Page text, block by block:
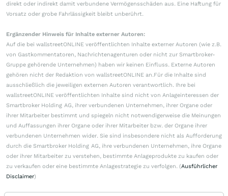
direkt oder indirekt damit verbundene Vermögensschäden aus. Eine Haftung für
Vorsatz oder grobe Fahrlässigkeit bleibt unberührt.
Ergänzender Hinweis für Inhalte externer Autoren:
Auf die bei wallstreetONLINE veröffentlichten Inhalte externer Autoren (wie z.B.
von Gastkommentatoren, Nachrichtenagenturen oder nicht zur Smartbroker-
Gruppe gehörende Unternehmen) haben wir keinen Einfluss. Externe Autoren
gehören nicht der Redaktion von wallstreetONLINE an.Für die Inhalte sind
ausschließlich die jeweiligen externen Autoren verantwortlich. Ihre bei
wallstreetONLINE veröffentlichten Inhalte sind nicht von Anlageinteressen der
Smartbroker Holding AG, ihrer verbundenen Unternehmen, ihrer Organe oder
ihrer Mitarbeiter bestimmt und spiegeln nicht notwendigerweise die Meinungen
und Auffassungen ihrer Organe oder ihrer Mitarbeiter bzw. der Organe ihrer
verbundenen Unternehmen wider. Sie sind insbesondere nicht als Aufforderung
durch die Smartbroker Holding AG, ihre verbundenen Unternehmen, ihre Organe
oder ihrer Mitarbeiter zu verstehen, bestimmte Anlageprodukte zu kaufen oder
zu verkaufen oder eine bestimmte Anlagestrategie zu verfolgen. (Ausführlicher
Disclaimer)